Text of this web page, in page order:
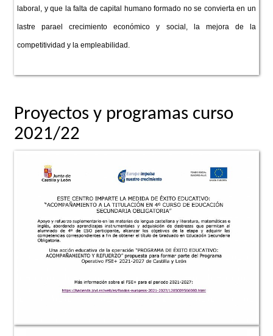
laboral, y que la falta de capital humano formado no se convierta en un
lastre parael crecimiento económico y social, la mejora de la
competitividad y la empleabilidad.
Proyectos y programas curso
2021/22